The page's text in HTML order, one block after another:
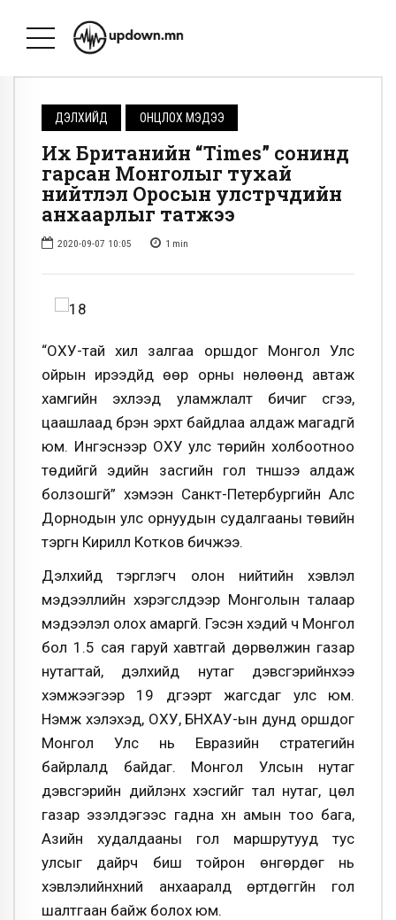
ДЭЛХИЙД ОНЦЛОХ МЭДЭЭ
Их Британийн “Times” сонинд
гарсан Монголыг тухай
нийтлэл Оросын улстөрчдийн
анхаарлыг татжээ
2020-09-07 10:05 1 min
“ОХУ-тай хил залгаа оршдог Монгол Улс
ойрын ирээдүйд өөр орны нөлөөнд автаж
хамгийн эхлээд уламжлалт бичиг үсгээ,
цаашлаад бүрэн эрхт байдлаа алдаж магадгүй
юм. Ингэснээр ОХУ улс төрийн холбоотноо
төдийгүй эдийн засгийн гол түншээ алдаж
болзошгүй” хэмээн Санкт-Петербургийн Алс
Дорнодын улс орнуудын судалгааны төвийн
тэргүүн Кирилл Котков бичжээ.
Дэлхийд тэргүүлэгч олон нийтийн хэвлэл
мэдээллийн хэрэгслүүдээр Монголын талаар
мэдээлэл олох амаргүй. Гэсэн хэдий ч Монгол
бол 1.5 сая гаруй хавтгай дөрвөлжин газар
нутагтай, дэлхийд нутаг дэвсгэрийнхээ
хэмжээгээр 19 дүгээрт жагсдаг улс юм.
Нэмж хэлэхэд, ОХУ, БНХАУ-ын дунд оршдог
Монгол Улс нь Евразийн стратегийн
байрлалд байдаг. Монгол Улсын нутаг
дэвсгэрийн дийлэнх хэсгийг тал нутаг, цөл
газар эзэлдэгээс гадна хүн амын тоо бага,
Азийн худалдааны гол маршрутууд тус
улсыг дайрч биш тойрон өнгөрдөг нь
хэвлэлийнхний анхааралд өртдөггүйн гол
шалтгаан байж болох юм.